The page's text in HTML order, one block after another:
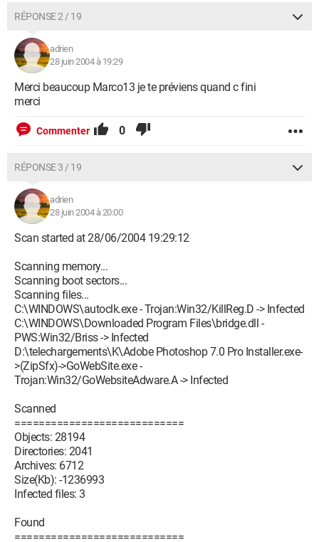
RÉPONSE 2 / 19
adrien
28 juin 2004 à 19:29
Merci beaucoup Marco13 je te préviens quand c fini
merci
Commenter 0
RÉPONSE 3 / 19
adrien
28 juin 2004 à 20:00
Scan started at 28/06/2004 19:29:12
Scanning memory...
Scanning boot sectors...
Scanning files...
C:\WINDOWS\autoclk.exe - Trojan:Win32/KillReg.D -> Infected
C:\WINDOWS\Downloaded Program Files\bridge.dll -
PWS:Win32/Briss -> Infected
D:\telechargements\K\Adobe Photoshop 7.0 Pro Installer.exe-
>(ZipSfx)->GoWebSite.exe -
Trojan:Win32/GoWebsiteAdware.A -> Infected
Scanned
============================
Objects: 28194
Directories: 2041
Archives: 6712
Size(Kb): -1236993
Infected files: 3
Found
============================